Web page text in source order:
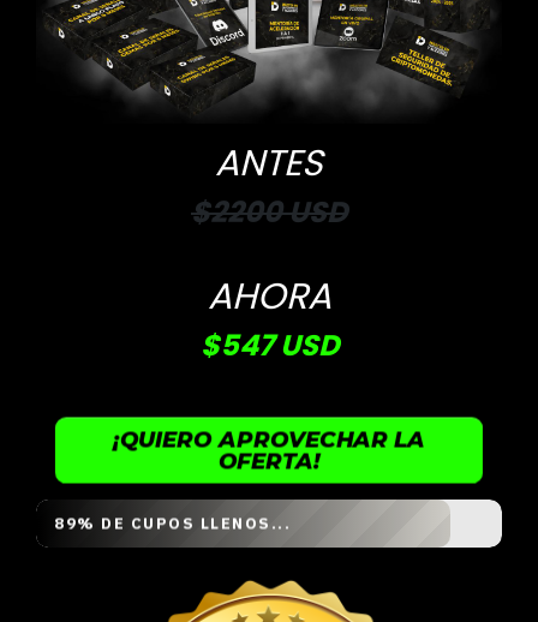
ANTES
$2200 USD
AHORA
$547 USD
¡QUIERO APROVECHAR LA
OFERTA!
89% DE CUPOS LLENOS...